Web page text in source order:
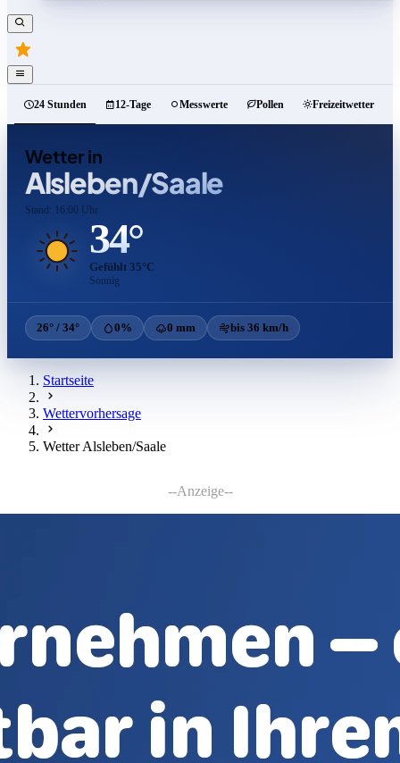
24 Stunden 12-Tage Messwerte Pollen Freizeitwetter
Wetter in
Alsleben/Saale
Stand: 16:00 Uhr
34°
Gefühlt 35°C
Sonnig
26° / 34° 0% 0 mm bis 36 km/h
Startseite
Wettervorhersage
Wetter Alsleben/Saale
--Anzeige--